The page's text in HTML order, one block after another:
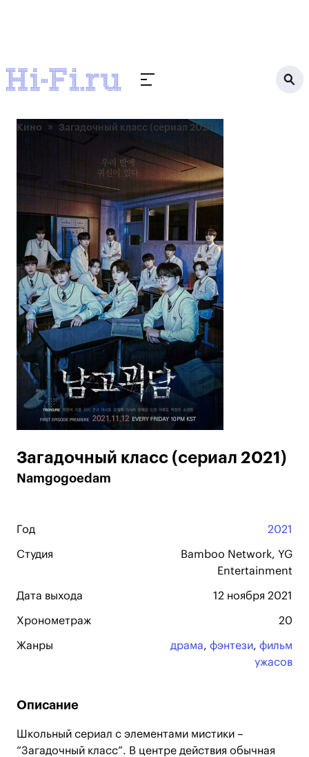
Кино Загадочный класс (сериал 2021)
Загадочный класс (сериал 2021)
Namgogoedam
Год 2021
Студия
Bamboo Network, YG
Entertainment
Дата выхода 12 ноября 2021
Хронометраж 20
Жанры драма, фэнтези, фильм
ужасов
Описание
Школьный сериал с элементами мистики –
“Загадочный класс”. В центре действия обычная